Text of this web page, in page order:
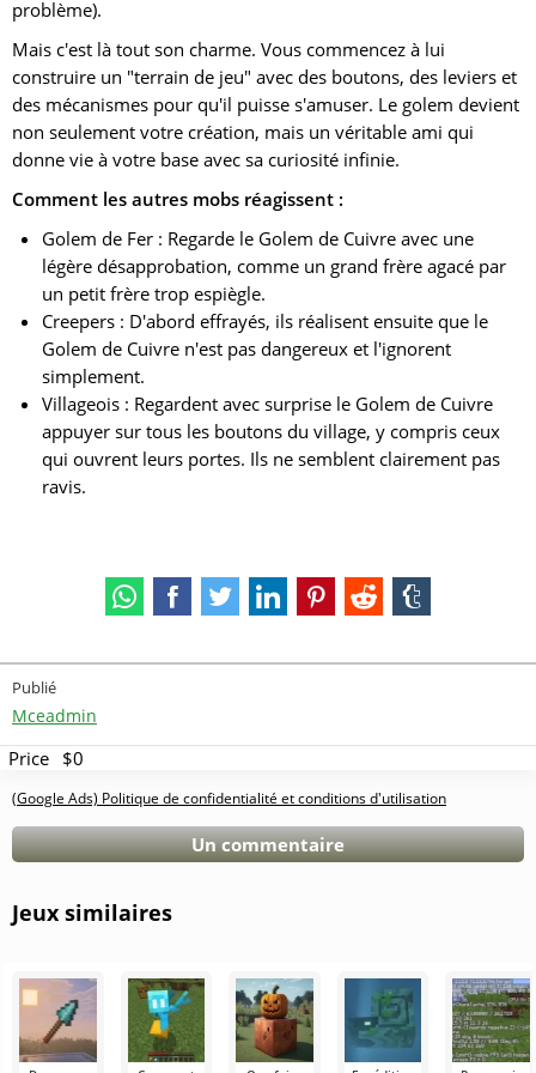
problème).
Mais c'est là tout son charme. Vous commencez à lui
construire un "terrain de jeu" avec des boutons, des leviers et
des mécanismes pour qu'il puisse s'amuser. Le golem devient
non seulement votre création, mais un véritable ami qui
donne vie à votre base avec sa curiosité infinie.
Comment les autres mobs réagissent :
Golem de Fer : Regarde le Golem de Cuivre avec une
légère désapprobation, comme un grand frère agacé par
un petit frère trop espiègle.
Creepers : D'abord effrayés, ils réalisent ensuite que le
Golem de Cuivre n'est pas dangereux et l'ignorent
simplement.
Villageois : Regardent avec surprise le Golem de Cuivre
appuyer sur tous les boutons du village, y compris ceux
qui ouvrent leurs portes. Ils ne semblent clairement pas
ravis.
Publié
Mceadmin
Price $0
(Google Ads) Politique de confidentialité et conditions d'utilisation
Un commentaire
Jeux similaires